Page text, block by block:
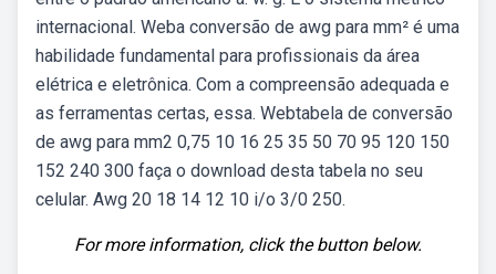
internacional. Weba conversão de awg para mm² é uma
habilidade fundamental para profissionais da área
elétrica e eletrônica. Com a compreensão adequada e
as ferramentas certas, essa. Webtabela de conversão
de awg para mm2 0,75 10 16 25 35 50 70 95 120 150
152 240 300 faça o download desta tabela no seu
celular. Awg 20 18 14 12 10 i/o 3/0 250.
For more information, click the button below.